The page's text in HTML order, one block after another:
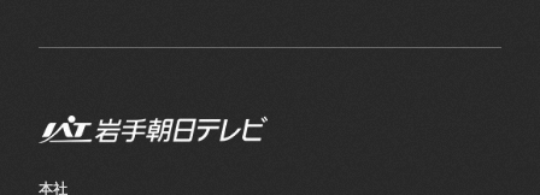
本社